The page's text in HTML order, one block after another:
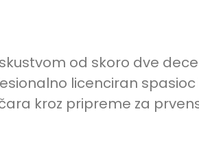
od skoro dve
licenciran
kroz pripreme za